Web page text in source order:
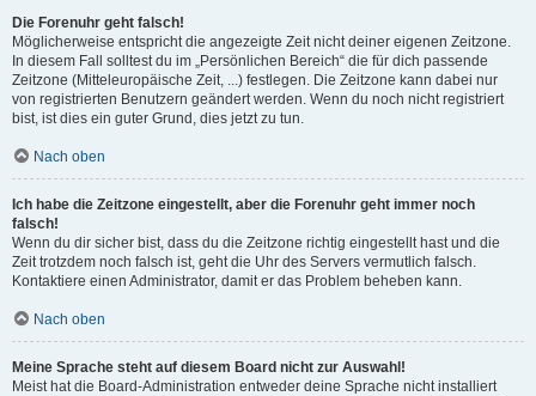
Die Forenuhr geht falsch!
Möglicherweise entspricht die angezeigte Zeit nicht deiner eigenen Zeitzone.
In diesem Fall solltest du im „Persönlichen Bereich“ die für dich passende
Zeitzone (Mitteleuropäische Zeit, ...) festlegen. Die Zeitzone kann dabei nur
von registrierten Benutzern geändert werden. Wenn du noch nicht registriert
bist, ist dies ein guter Grund, dies jetzt zu tun.
Nach oben
Ich habe die Zeitzone eingestellt, aber die Forenuhr geht immer noch
falsch!
Wenn du dir sicher bist, dass du die Zeitzone richtig eingestellt hast und die
Zeit trotzdem noch falsch ist, geht die Uhr des Servers vermutlich falsch.
Kontaktiere einen Administrator, damit er das Problem beheben kann.
Nach oben
Meine Sprache steht auf diesem Board nicht zur Auswahl!
Meist hat die Board-Administration entweder deine Sprache nicht installiert